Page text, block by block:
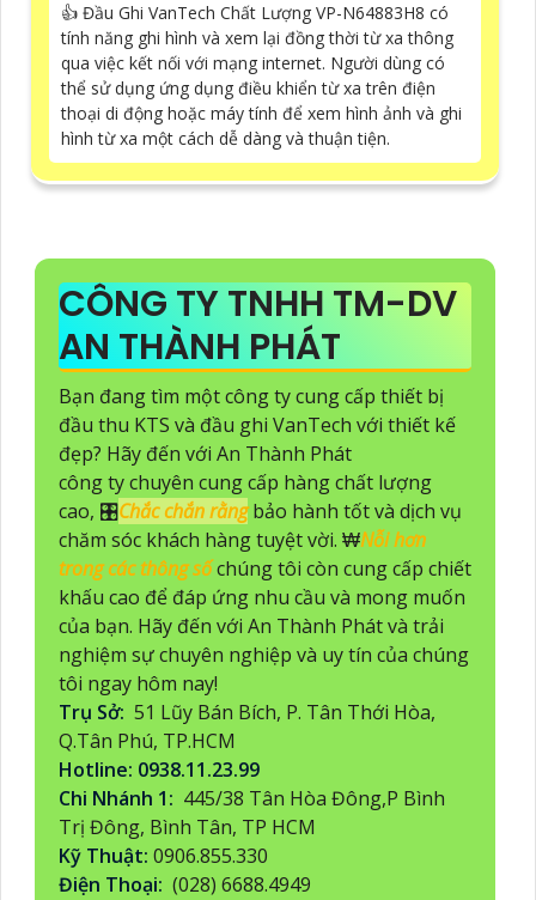
👍 Đầu Ghi VanTech Chất Lượng VP-N64883H8 có
tính năng ghi hình và xem lại đồng thời từ xa thông
qua việc kết nối với mạng internet. Người dùng có
thể sử dụng ứng dụng điều khiển từ xa trên điện
thoại di động hoặc máy tính để xem hình ảnh và ghi
hình từ xa một cách dễ dàng và thuận tiện.
CÔNG TY TNHH TM-DV
AN THÀNH PHÁT
Bạn đang tìm một công ty cung cấp thiết bị
đầu thu KTS và đầu ghi VanTech với thiết kế
đẹp? Hãy đến với An Thành Phát
công ty chuyên cung cấp hàng chất lượng
cao, 🎛Chắc chắn rằngbảo hành tốt và dịch vụ
chăm sóc khách hàng tuyệt vời. ₩Nỗi hơn
trong các thông sốchúng tôi còn cung cấp chiết
khấu cao để đáp ứng nhu cầu và mong muốn
của bạn. Hãy đến với An Thành Phát và trải
nghiệm sự chuyên nghiệp và uy tín của chúng
tôi ngay hôm nay!
Trụ Sở: 51 Lũy Bán Bích, P. Tân Thới Hòa,
Q.Tân Phú, TP.HCM
Hotline: 0938.11.23.99
Chi Nhánh 1: 445/38 Tân Hòa Đông,P Bình
Trị Đông, Bình Tân, TP HCM
Kỹ Thuật: 0906.855.330
Điện Thoại: (028) 6688.4949